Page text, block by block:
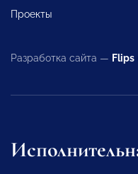
Проекты
Разработка сайта — Flips